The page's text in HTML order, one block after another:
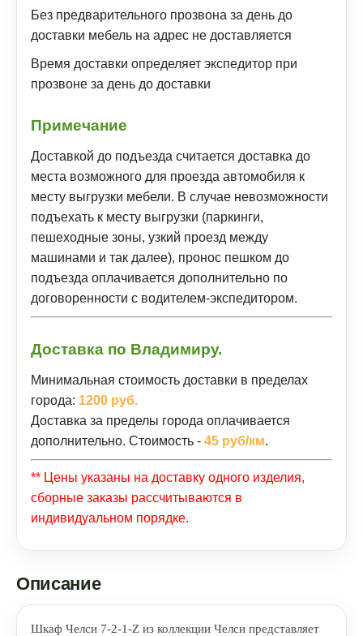
Без предварительного прозвона за день до
доставки мебель на адрес не доставляется
Время доставки определяет экспедитор при
прозвоне за день до доставки
Примечание
Доставкой до подъезда считается доставка до
места возможного для проезда автомобиля к
месту выгрузки мебели. В случае невозможности
подъехать к месту выгрузки (паркинги,
пешеходные зоны, узкий проезд между
машинами и так далее), пронос пешком до
подъезда оплачивается дополнительно по
договоренности с водителем-экспедитором.
Доставка по Владимиру.
Минимальная стоимость доставки в пределах
города: 1200 руб.
Доставка за пределы города оплачивается
дополнительно. Стоимость - 45 руб/км.
** Цены указаны на доставку одного изделия,
сборные заказы рассчитываются в
индивидуальном порядке.
Описание
Шкаф Челси 7-2-1-Z из коллекции Челси представляет